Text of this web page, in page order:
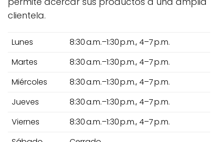
clientela.
Lunes
8:30 a.m.–1:30 p.m., 4–7 p.m.
Martes
8:30 a.m.–1:30 p.m., 4–7 p.m.
Miércoles
8:30 a.m.–1:30 p.m., 4–7 p.m.
Jueves
8:30 a.m.–1:30 p.m., 4–7 p.m.
Viernes
8:30 a.m.–1:30 p.m., 4–7 p.m.